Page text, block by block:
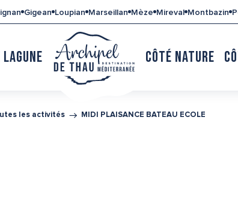
Gigean Loupian Marseillan Mèze Mireval Montbazin
CÔTÉ NATURE
les activités MIDI PLAISANCE BATEAU ECOLE